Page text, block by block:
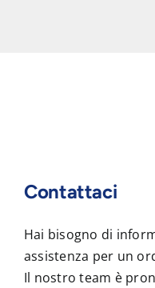
Contattaci
Hai bisogno di
assistenza per un
Il nostro team è